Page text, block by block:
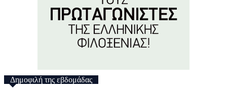
Δημοφιλή της εβδομάδας